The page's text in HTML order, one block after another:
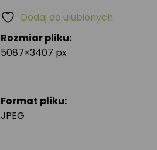
Rozmiar pliku:
5087×3407 px
Format pliku:
JPEG
Dodaj do ulubionych